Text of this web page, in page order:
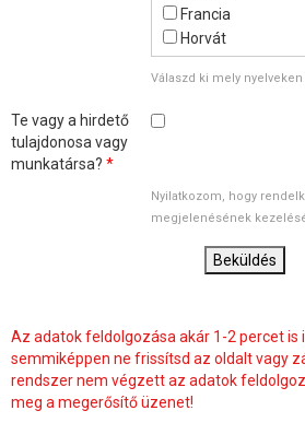
Francia
Horvát
Válaszd ki mely
Te vagy a hirdető
tulajdonosa vagy
munkatársa? *
Nyilatkozom, hogy
megjelenésének
Beküldés
Az adatok feldolgozása akár 1-2 percet is
semmiképpen ne frissítsd az oldalt vagy
rendszer nem végzett az adatok
meg a megerősítő üzenet!